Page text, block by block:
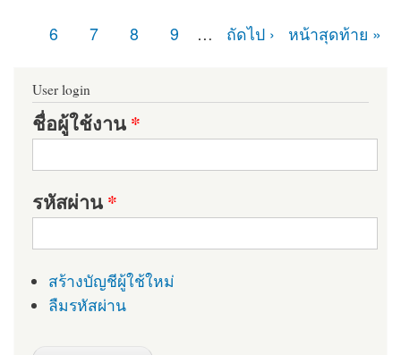
6
7 8 9 … ถัดไป › หน้าสุดท้าย »
User login
ชื่อผู้ใช้งาน*
รหัสผ่าน*
สร้างบัญชีผู้ใช้ใหม่
ลืมรหัสผ่าน